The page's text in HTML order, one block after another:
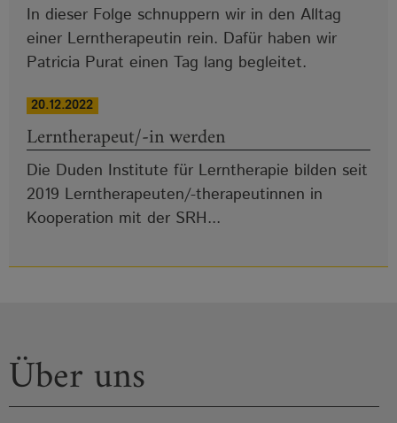
In dieser Folge schnuppern wir in den Alltag
einer Lerntherapeutin rein. Dafür haben wir
Patricia Purat einen Tag lang begleitet.
20.12.2022
Lerntherapeut/-in werden
Die Duden Institute für Lerntherapie bilden seit
2019 Lerntherapeuten/-therapeutinnen in
Kooperation mit der SRH...
Über uns